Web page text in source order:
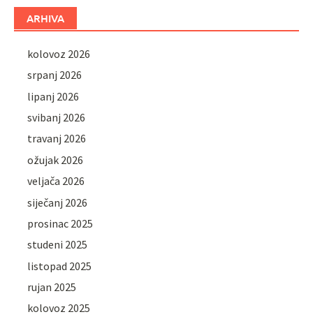
ARHIVA
kolovoz 2026
srpanj 2026
lipanj 2026
svibanj 2026
travanj 2026
ožujak 2026
veljača 2026
siječanj 2026
prosinac 2025
studeni 2025
listopad 2025
rujan 2025
kolovoz 2025